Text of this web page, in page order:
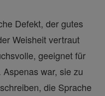
Defekt, der gutes
Weisheit vertraut
geeignet für
war, sie zu
die Sprache